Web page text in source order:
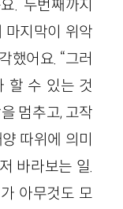
. 두번째까지
마지막이 위악
했어요. “그러
할 수 있는 것
멈추고, 고작
따위에 의미
바라보는 일.
아무것도 모